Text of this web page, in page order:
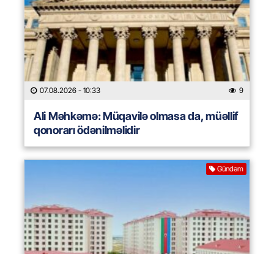
07.08.2026 - 10:33 9
Ali Məhkəmə: Müqavilə olmasa da, müəllif
qonorarı ödənilməlidir
Gündəm